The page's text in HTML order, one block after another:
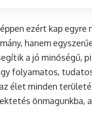
ezért kap egyre
hanem
a jó minőségű,
folyamatos,
élet minden
önmagunkba,